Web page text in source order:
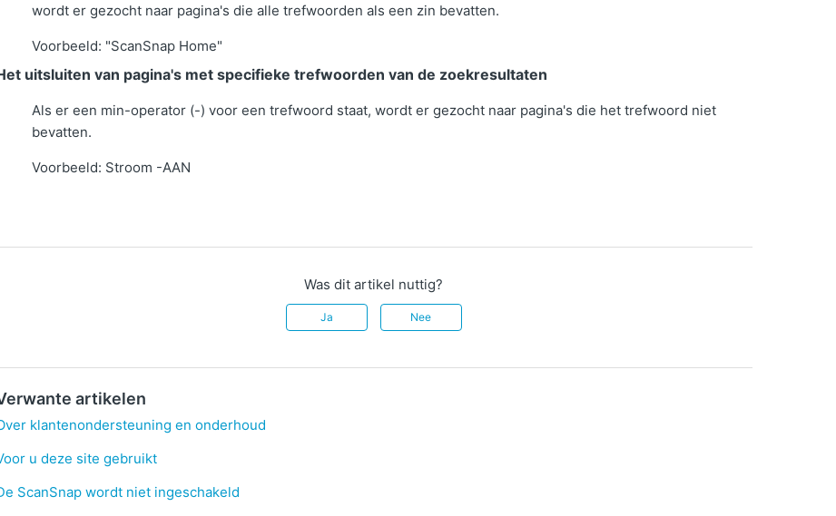
wordt er gezocht naar pagina's die alle trefwoorden als een zin bevatten.
Voorbeeld: "ScanSnap Home"
uitsluiten van pagina's met specifieke trefwoorden van de zoekresultaten
Als er een min-operator (-) voor een trefwoord staat, wordt er gezocht naar pagina's die het trefwoord niet
bevatten.
Voorbeeld: Stroom -AAN
Was dit artikel nuttig?
Ja Nee
artikelen
klantenondersteuning en onderhoud
u deze site gebruikt
ScanSnap wordt niet ingeschakeld